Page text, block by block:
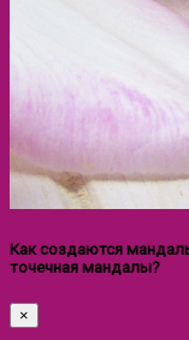
Как создаются
точечная мандалы?
×